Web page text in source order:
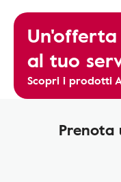
al tuo
Scopri i prodotti